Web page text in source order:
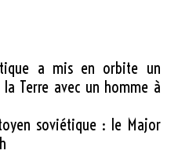
a mis en orbite un
Terre avec un homme à
soviétique : le Major